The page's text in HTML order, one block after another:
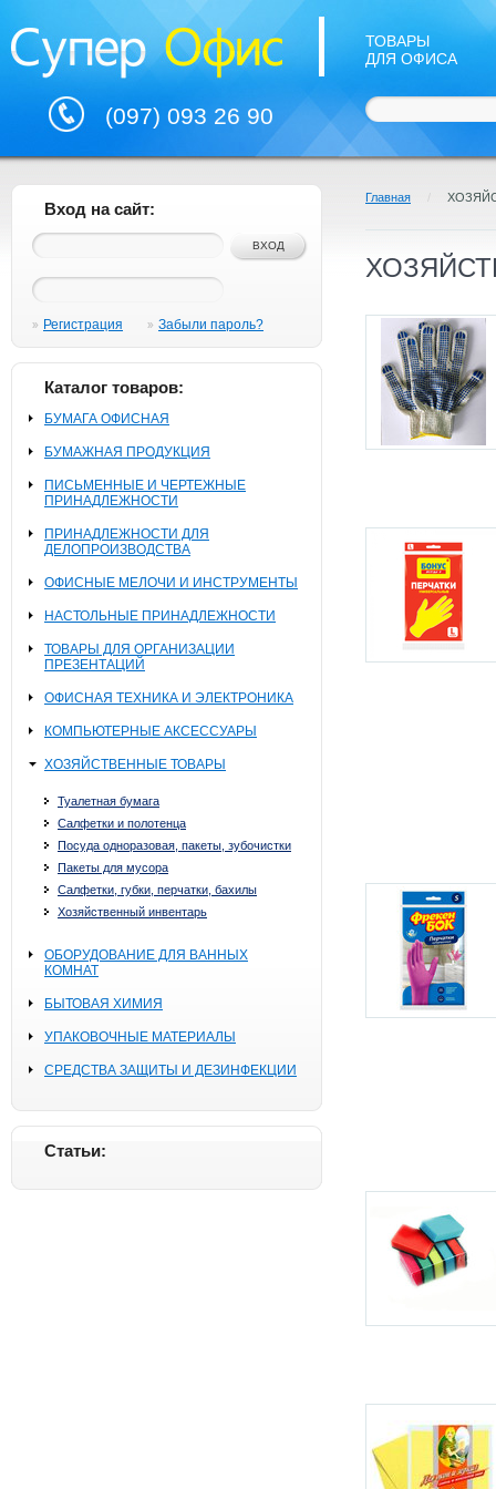
(097) 093 26 90
ТОВАРЫ
ДЛЯ ОФИСА
Вход на сайт:
Регистрация Забыли пароль?
Каталог товаров:
БУМАГА ОФИСНАЯ
БУМАЖНАЯ ПРОДУКЦИЯ
ПИСЬМЕННЫЕ И ЧЕРТЕЖНЫЕ
ПРИНАДЛЕЖНОСТИ
ПРИНАДЛЕЖНОСТИ ДЛЯ
ДЕЛОПРОИЗВОДСТВА
ОФИСНЫЕ МЕЛОЧИ И ИНСТРУМЕНТЫ
НАСТОЛЬНЫЕ ПРИНАДЛЕЖНОСТИ
ТОВАРЫ ДЛЯ ОРГАНИЗАЦИИ
ПРЕЗЕНТАЦИЙ
ОФИСНАЯ ТЕХНИКА И ЭЛЕКТРОНИКА
КОМПЬЮТЕРНЫЕ АКСЕССУАРЫ
ХОЗЯЙСТВЕННЫЕ ТОВАРЫ
Туалетная бумага
Салфетки и полотенца
Посуда одноразовая, пакеты, зубочистки
Пакеты для мусора
Салфетки, губки, перчатки, бахилы
Хозяйственный инвентарь
ОБОРУДОВАНИЕ ДЛЯ ВАННЫХ
КОМНАТ
БЫТОВАЯ ХИМИЯ
УПАКОВОЧНЫЕ МАТЕРИАЛЫ
СРЕДСТВА ЗАЩИТЫ И ДЕЗИНФЕКЦИИ
Статьи:
Главная /